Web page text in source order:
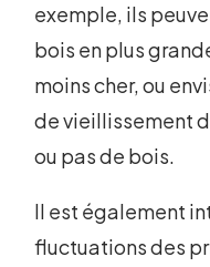
exemple, ils
bois en plus
moins cher, ou
de vieillissement
ou pas de bois.
Il est également
fluctuations des